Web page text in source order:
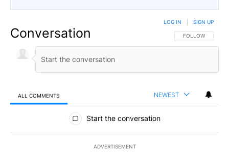
Conversation FOLLOW THIS
FOLLOW
LOG IN SIGN UP
ALL COMMENTS NEWEST
All Comments
Start the conversation
ADVERTISEMENT